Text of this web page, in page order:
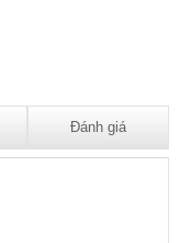
Đánh giá